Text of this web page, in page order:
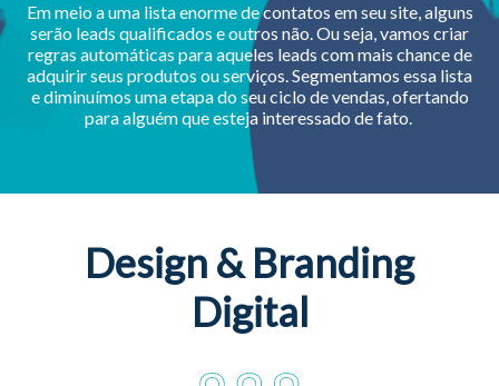
Em meio a uma lista enorme de contatos em seu site, alguns
serão leads qualificados e outros não. Ou seja, vamos criar
regras automáticas para aqueles leads com mais chance de
adquirir seus produtos ou serviços. Segmentamos essa lista
e diminuímos uma etapa do seu ciclo de vendas, ofertando
para alguém que esteja interessado de fato.
Design & Branding
Digital